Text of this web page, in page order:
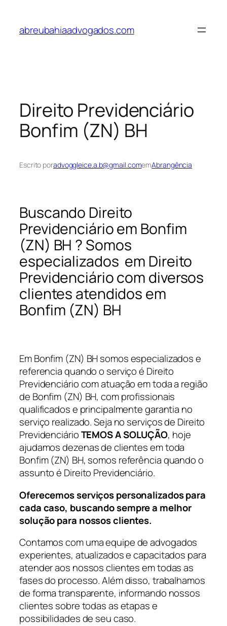
abreubahiaadvogados.com
Direito Previdenciário
Bonfim (ZN) BH
Escrito poradvoggleice.a.b@gmail.comemAbrangência
Buscando Direito
Previdenciário em Bonfim
(ZN) BH ? Somos
especializados em Direito
Previdenciário com diversos
clientes atendidos em
Bonfim (ZN) BH
Em Bonfim (ZN) BH somos especializados e
referencia quando o serviço é Direito
Previdenciário com atuação em toda a região
de Bonfim (ZN) BH, com profissionais
qualificados e principalmente garantia no
serviço realizado. Seja no serviços de Direito
PrevidenciárioTEMOS A SOLUÇÃO, hoje
ajudamos dezenas de clientes em toda
Bonfim (ZN) BH, somos referência quando o
assunto é Direito Previdenciário.
Oferecemos serviços personalizados para
cada caso, buscando sempre a melhor
solução para nossos clientes.
Contamos com uma equipe de advogados
experientes, atualizados e capacitados para
atender aos nossos clientes em todas as
fases do processo. Além disso, trabalhamos
de forma transparente, informando nossos
clientes sobre todas as etapas e
possibilidades de seu caso.